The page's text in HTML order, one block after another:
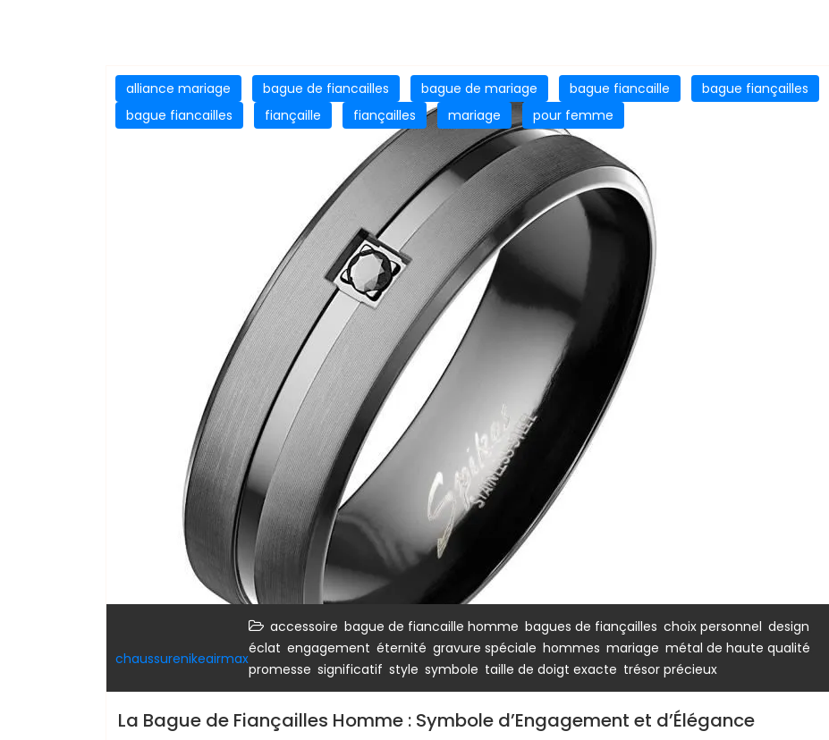
alliance mariage bague de fiancailles bague de mariage bague fiancaille
bague fiançailles
bague fiancailles
fiançaille fiançailles mariage pour femme
chaussurenikeairmax
accessoire bague de fiancaille homme bagues de fiançailles choix personnel design
éclat engagement éternité gravure spéciale hommes mariage métal de haute qualité
promesse significatif style symbole taille de doigt exacte trésor précieux
La Bague de Fiançailles Homme : Symbole d’Engagement et d’Élégance